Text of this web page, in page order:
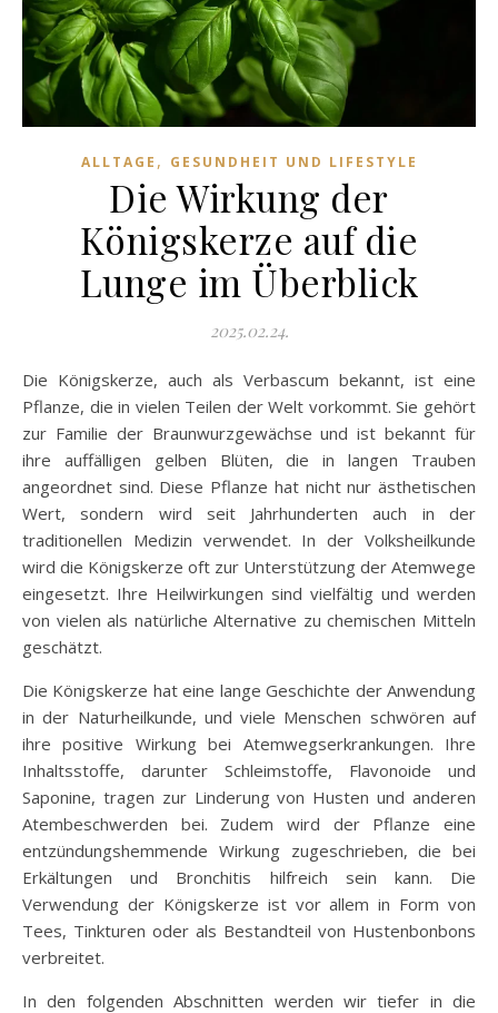
ALLTAGE , GESUNDHEIT UND LIFESTYLE
Die Wirkung der
Königskerze auf die
Lunge im Überblick
2025.02.24.
Die Königskerze, auch als Verbascum bekannt, ist eine
Pflanze, die in vielen Teilen der Welt vorkommt. Sie gehört
zur Familie der Braunwurzgewächse und ist bekannt für
ihre auffälligen gelben Blüten, die in langen Trauben
angeordnet sind. Diese Pflanze hat nicht nur ästhetischen
Wert, sondern wird seit Jahrhunderten auch in der
traditionellen Medizin verwendet. In der Volksheilkunde
wird die Königskerze oft zur Unterstützung der Atemwege
eingesetzt. Ihre Heilwirkungen sind vielfältig und werden
von vielen als natürliche Alternative zu chemischen Mitteln
geschätzt.
Die Königskerze hat eine lange Geschichte der Anwendung
in der Naturheilkunde, und viele Menschen schwören auf
ihre positive Wirkung bei Atemwegserkrankungen. Ihre
Inhaltsstoffe, darunter Schleimstoffe, Flavonoide und
Saponine, tragen zur Linderung von Husten und anderen
Atembeschwerden bei. Zudem wird der Pflanze eine
entzündungshemmende Wirkung zugeschrieben, die bei
Erkältungen und Bronchitis hilfreich sein kann. Die
Verwendung der Königskerze ist vor allem in Form von
Tees, Tinkturen oder als Bestandteil von Hustenbonbons
verbreitet.
In den folgenden Abschnitten werden wir tiefer in die